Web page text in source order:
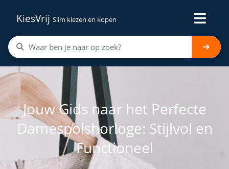
KiesVrij Slim kiezen en kopen
Jouw Gids naar het Perfecte
Damespolshorloge: Stijlvol en
Functioneel